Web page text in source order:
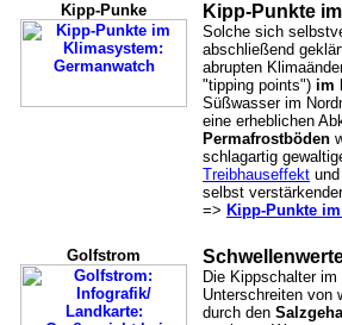
Kipp-Punke Kipp-Punkte
Solche sich
abschließend
abrupten
"tipping points") im
Süßwasser im
eine erheblichen
Permafrostböden
schlagartig
Treibhauseffekt
selbst
=> Kipp-Punkte
Golfstrom
Die Kippschalter
Unterschreiten von
durch den